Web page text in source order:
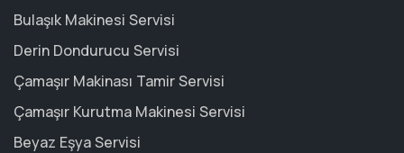
Bulaşık Makinesi Servisi
Derin Dondurucu Servisi
Çamaşır Makinası Tamir Servisi
Çamaşır Kurutma Makinesi Servisi
Beyaz Eşya Servisi